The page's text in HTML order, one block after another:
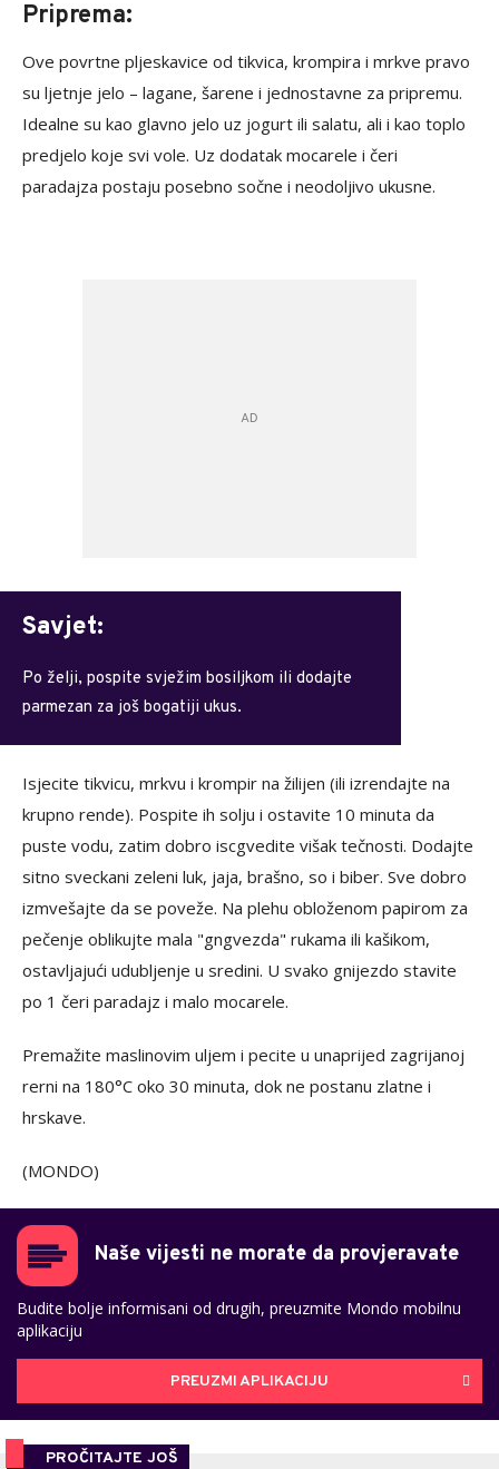
Priprema:
Ove povrtne pljeskavice od tikvica, krompira i mrkve pravo
su ljetnje jelo – lagane, šarene i jednostavne za pripremu.
Idealne su kao glavno jelo uz jogurt ili salatu, ali i kao toplo
predjelo koje svi vole. Uz dodatak mocarele i čeri
paradajza postaju posebno sočne i neodoljivo ukusne.
Savjet:
Po želji, pospite svježim bosiljkom ili dodajte
parmezan za još bogatiji ukus.
Isjecite tikvicu, mrkvu i krompir na žilijen (ili izrendajte na
krupno rende). Pospite ih solju i ostavite 10 minuta da
puste vodu, zatim dobro iscgvedite višak tečnosti. Dodajte
sitno sveckani zeleni luk, jaja, brašno, so i biber. Sve dobro
izmvešajte da se poveže. Na plehu obloženom papirom za
pečenje oblikujte mala "gngvezda" rukama ili kašikom,
ostavljajući udubljenje u sredini. U svako gnijezdo stavite
po 1 čeri paradajz i malo mocarele.
Premažite maslinovim uljem i pecite u unaprijed zagrijanoj
rerni na 180°C oko 30 minuta, dok ne postanu zlatne i
hrskave.
(MONDO)
Naše vijesti ne morate da provjeravate
Budite bolje informisani od drugih, preuzmite Mondo mobilnu
aplikaciju
PREUZMI APLIKACIJU
PROČITAJTE JOŠ